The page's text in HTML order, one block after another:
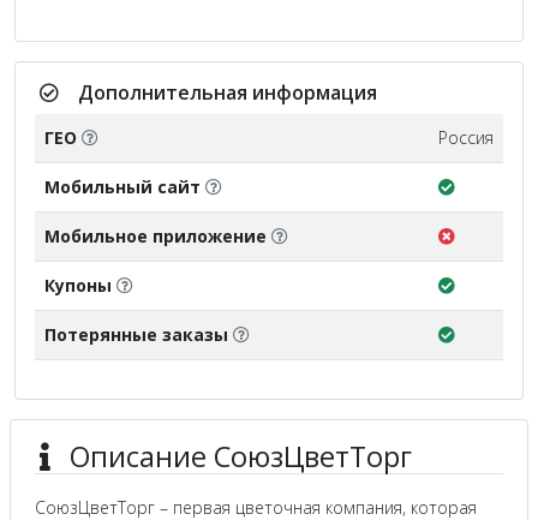
Дополнительная информация
ГЕО Россия
Мобильный сайт
Мобильное приложение
Купоны
Потерянные заказы
Описание СоюзЦветТорг
СоюзЦветТорг – первая цветочная компания, которая